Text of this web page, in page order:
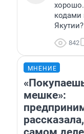
Якутии?
842
МНЕНИЕ
мешке»: